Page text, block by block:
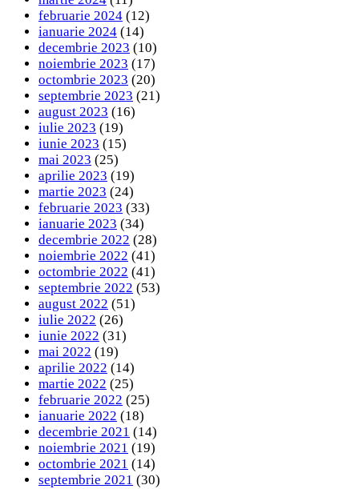
februarie 2024 (12)
ianuarie 2024 (14)
decembrie 2023 (10)
noiembrie 2023 (17)
octombrie 2023 (20)
septembrie 2023 (21)
august 2023 (16)
iulie 2023 (19)
iunie 2023 (15)
mai 2023 (25)
aprilie 2023 (19)
martie 2023 (24)
februarie 2023 (33)
ianuarie 2023 (34)
decembrie 2022 (28)
noiembrie 2022 (41)
octombrie 2022 (41)
septembrie 2022 (53)
august 2022 (51)
iulie 2022 (26)
iunie 2022 (31)
mai 2022 (19)
aprilie 2022 (14)
martie 2022 (25)
februarie 2022 (25)
ianuarie 2022 (18)
decembrie 2021 (14)
noiembrie 2021 (19)
octombrie 2021 (14)
septembrie 2021 (30)